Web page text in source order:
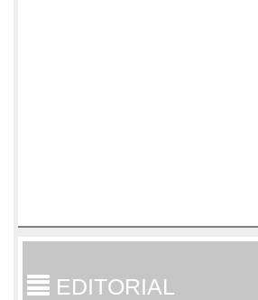
EDITORIAL